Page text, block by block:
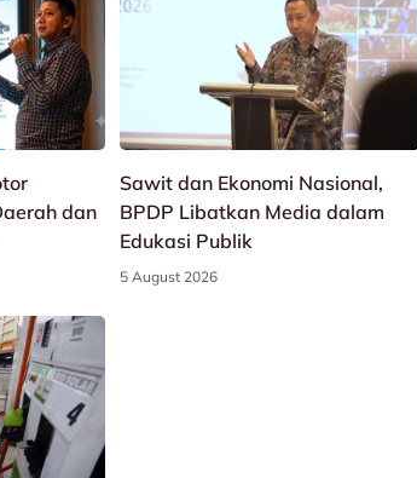
dan
Sawit dan Ekonomi Nasional,
BPDP Libatkan Media dalam
Edukasi Publik
5 August 2026